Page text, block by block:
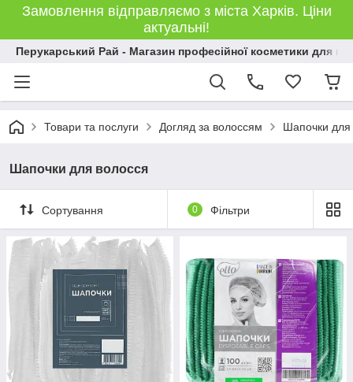
Замовлення відправляємо з міста Харків. Ціни
актуальні!
Перукарський Рай - Магазин професійної косметики для
Товари та послуги Догляд за волоссям Шапочки для
Шапочки для волосся
Сортування 0 Фільтри